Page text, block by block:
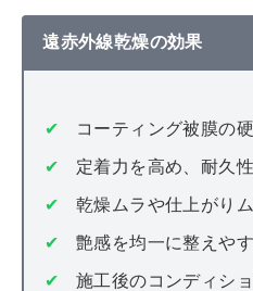
遠赤外線乾燥の効果
コーティング被膜の
定着力を高め、耐久
乾燥ムラや仕上がり
艶感を均一に整えや
施工後のコンディシ